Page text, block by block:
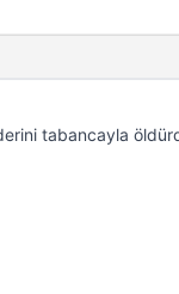
tabancayla